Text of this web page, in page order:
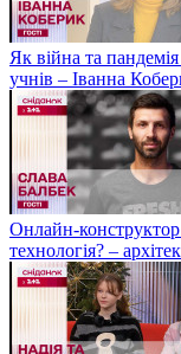
Як війна та
учнів – Іванна
Онлайн-
технологія? –